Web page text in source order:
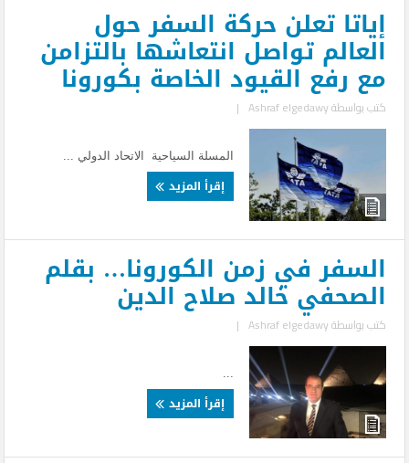
إياتا تعلن حركة السفر حول
العالم تواصل انتعاشها بالتزامن
مع رفع القيود الخاصة بكورونا
كتب بواسطةAshraf elgedawy
|
المسلة السياحية الاتحاد الدولي ...
إقرأ المزيد
السفر في زمن الكورونا… بقلم
الصحفي خالد صلاح الدين
كتب بواسطةAshraf elgedawy
|
إقرأ المزيد